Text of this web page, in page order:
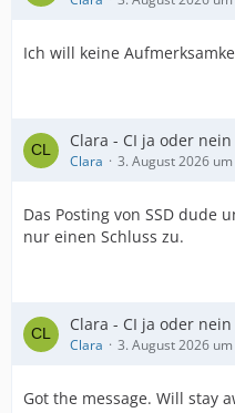
Ich will keine
Clara - CI ja oder
Clara 3. August 2026
Das Posting von SSD dude
nur einen Schluss zu.
Clara - CI ja oder
Clara 3. August 2026
Got the message. Will stay